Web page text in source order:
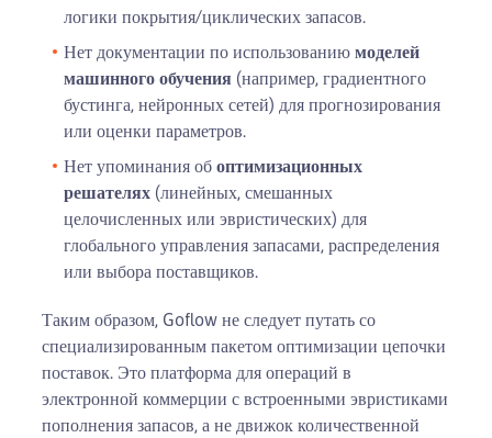
логики покрытия/циклических запасов.
Нет документации по использованию моделей
машинного обучения (например, градиентного
бустинга, нейронных сетей) для прогнозирования
или оценки параметров.
Нет упоминания об оптимизационных
решателях (линейных, смешанных
целочисленных или эвристических) для
глобального управления запасами, распределения
или выбора поставщиков.
Таким образом, Goflow не следует путать со
специализированным пакетом оптимизации цепочки
поставок. Это платформа для операций в
электронной коммерции с встроенными эвристиками
пополнения запасов, а не движок количественной